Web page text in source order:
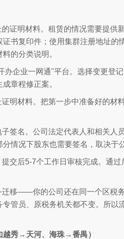
证明材料。租赁的情况需要提供
证书复印件；使用集群注册地址的
的分类说明。
办企业一网通"平台。选择变更登
章程修正案。
明材料。把第一步中准备好的材
签名。公司法定代表人和相关人
情况下股东也需要签名，取决于
交后5-7个工作日审核完成。通
迁移——你的公司还在同一个区税
管员、原税务机关都不变。所以
越秀→天河、海珠→番禺）